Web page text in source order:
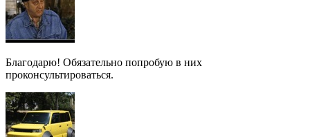
Благодарю! Обязательно попробую в них
проконсультироваться.